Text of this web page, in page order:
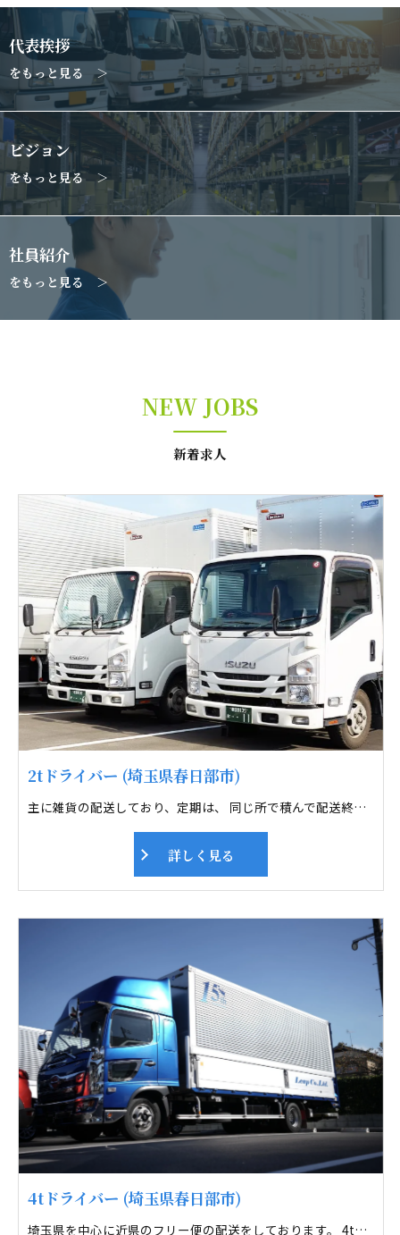
代表挨拶
をもっと見る ＞
ビジョン
をもっと見る ＞
社員紹介
をもっと見る ＞
新着求人
NEW JOBS
2tドライバー (埼玉県春日部市)
主に雑貨の配送しており、定期は、 同じ所で積んで配送終わったら帰社します。 フリー便は、 毎日違う所へ配送するのでドライブ好きにはピッタリです。 未経験者や女性も活躍しております。運送業界で心配なのが交通事故。 全車デジタコを装着し、スピードの出しすぎや、急ブレーキ、急ハンドルなど 事務所で管理をしております。また毎月安全運転会議も行っています。 ドライバーさん及び、その家族が安心できる職場を目指し取り組んでいます。
詳しく見る
4tドライバー (埼玉県春日部市)
埼玉県を中心に近県のフリー便の配送をしております。 4tトラックにて主に雑貨の配送しております。 フリー便は毎日違う所へ配送するので ドライブ好きにはピッタリです。未経験者も多数活躍しております。 運送業界で心配なのが交通事故。全車デジタコを装着し、スピードの出しすぎや、 急ブレーキ、急ハンドルなど事務所で管理をしております。 また毎月安全運転会議も行っています。ドライバーさん及び、 その家族が安心できる職場を目指し取り組んでいます。